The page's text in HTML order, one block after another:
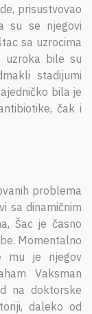
prisustvovao
su se njegovi
sa uzrocima
uzroka bile su
stadijumi
bila je
čak i
problema
sa dinamičnim
Šac je časno
Momentalno
mu je njegov
Vaksman
na doktorske
daleko od